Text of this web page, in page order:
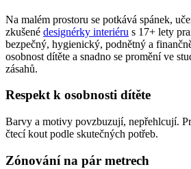
Na malém prostoru se potkává spánek,
zkušené designérky interiéru s 17+ lety
bezpečný, hygienický, podnětný a
osobnost dítěte a snadno se promění ve
zásahů.
Respekt k osobnosti dítěte
Barvy a motivy povzbuzují, nepřehlcují.
čtecí kout podle skutečných potřeb.
Zónování na pár metrech